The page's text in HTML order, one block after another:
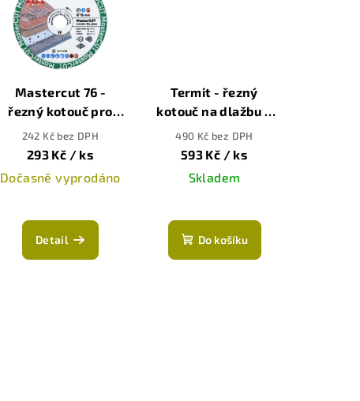
Mastercut 76 -
řezný kotouč pro
minibrusky, 76mm
242 Kč bez DPH
293 Kč / ks
Dočasně vyprodáno
Detail
Termit - řezný
kotouč na dlažbu s
upínáním 10mm,
ø76mm
490 Kč bez DPH
593 Kč / ks
Skladem
hodnocení
produktu
je
Do košíku